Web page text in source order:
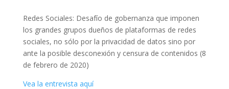
Redes Sociales: Desafío de gobernanza que imponen
los grandes grupos dueños de plataformas de redes
sociales, no sólo por la privacidad de datos sino por
ante la posible desconexión y censura de contenidos (8
de febrero de 2020)
Vea la entrevista aquí